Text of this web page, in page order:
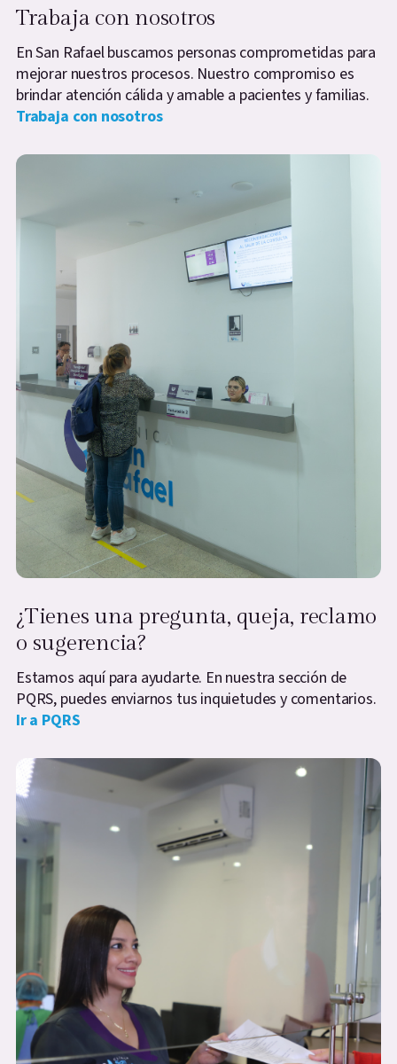
Trabaja con nosotros
En San Rafael buscamos personas comprometidas para
mejorar nuestros procesos. Nuestro compromiso es
brindar atención cálida y amable a pacientes y familias.
Trabaja con nosotros
¿Tienes una pregunta, queja, reclamo
o sugerencia?
Estamos aquí para ayudarte. En nuestra sección de
PQRS, puedes enviarnos tus inquietudes y comentarios.
Ir a PQRS